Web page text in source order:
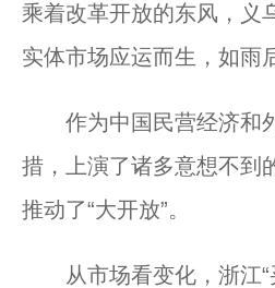
乘着改革开放的东风，义
实体市场应运而生，如雨
作为中国民营经济和外
措，上演了诸多意想不到
推动了“大开放”。
从市场看变化，浙江“